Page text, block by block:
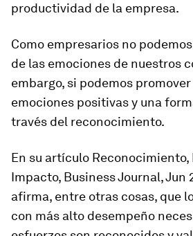
productividad de la empresa.
Como empresarios no
de las emociones de nuestros
embargo, si podemos
emociones positivas y una
través del reconocimiento.
En su artículo Reconocimiento,
Impacto, Business Journal, Jun
afirma, entre otras cosas, que
con más alto desempeño